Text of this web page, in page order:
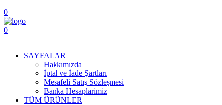
0
0
SAYFALAR
Hakkımızda
İptal ve İade Şartları
Mesafeli Satış Sözleşmesi
Banka Hesaplarimiz
TÜM ÜRÜNLER